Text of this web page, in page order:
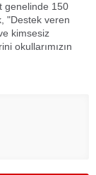
genelinde 150
"Destek veren
kimsesiz
okullarımızın